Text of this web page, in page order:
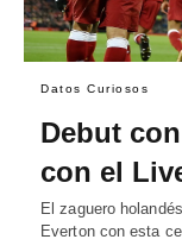
Datos Curiosos
Debut
con el
El zaguero
Everton con esta